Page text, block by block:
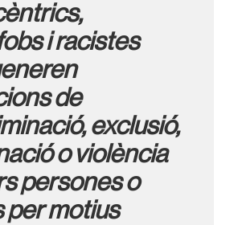
i racistes
de
exclusió,
o violència
persones o
per motius